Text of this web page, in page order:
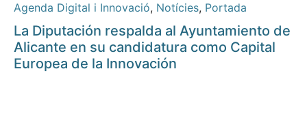
Agenda Digital i Innovació, Notícies, Portada
La Diputación respalda al Ayuntamiento de
Alicante en su candidatura como Capital
Europea de la Innovación